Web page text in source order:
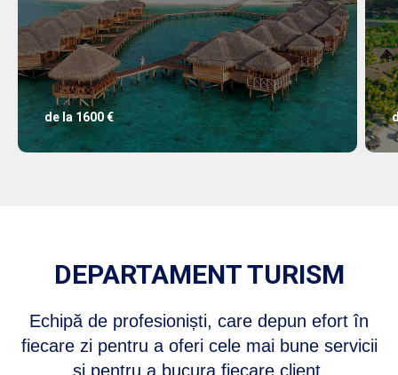
de la 1600 €
DEPARTAMENT TURISM
Echipă de profesioniști, care depun efort în
fiecare zi pentru a oferi cele mai bune servicii
și pentru a bucura fiecare client.